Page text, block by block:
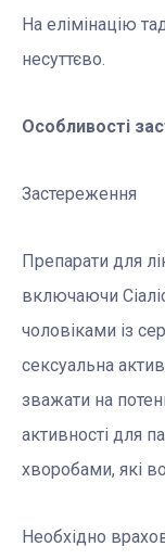
На елімінацію
несуттєво.
Особливості
Застереження
Препарати для
включаючи
чоловіками із
сексуальна
зважати на
активності для
хворобами, які
Необхідно